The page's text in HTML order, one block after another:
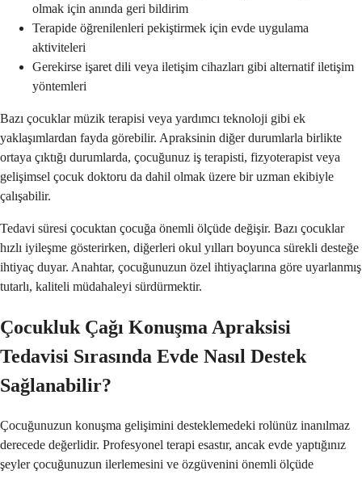
olmak için anında geri bildirim
Terapide öğrenilenleri pekiştirmek için evde uygulama
aktiviteleri
Gerekirse işaret dili veya iletişim cihazları gibi alternatif iletişim
yöntemleri
Bazı çocuklar müzik terapisi veya yardımcı teknoloji gibi ek
yaklaşımlardan fayda görebilir. Apraksinin diğer durumlarla birlikte
ortaya çıktığı durumlarda, çocuğunuz iş terapisti, fizyoterapist veya
gelişimsel çocuk doktoru da dahil olmak üzere bir uzman ekibiyle
çalışabilir.
Tedavi süresi çocuktan çocuğa önemli ölçüde değişir. Bazı çocuklar
hızlı iyileşme gösterirken, diğerleri okul yılları boyunca sürekli desteğe
ihtiyaç duyar. Anahtar, çocuğunuzun özel ihtiyaçlarına göre uyarlanmış
tutarlı, kaliteli müdahaleyi sürdürmektir.
Çocukluk Çağı Konuşma Apraksisi
Tedavisi Sırasında Evde Nasıl Destek
Sağlanabilir?
Çocuğunuzun konuşma gelişimini desteklemedeki rolünüz inanılmaz
derecede değerlidir. Profesyonel terapi esastır, ancak evde yaptığınız
şeyler çocuğunuzun ilerlemesini ve özgüvenini önemli ölçüde